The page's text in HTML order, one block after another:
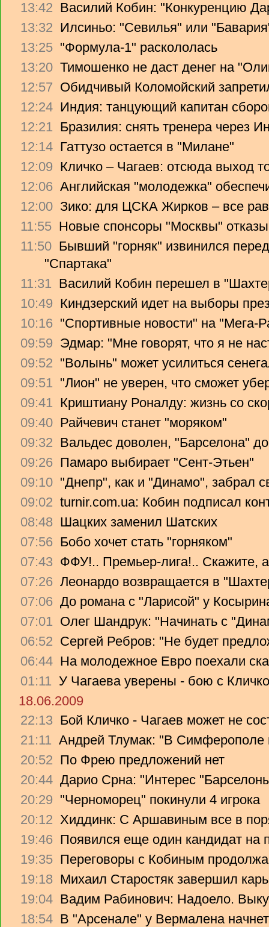
13:42 Василий Кобин: "Конкуренцию
13:32 Илсиньо: "Севилья" или
13:25 "Формула-1" раскололась
13:20 Тимошенко не даст денег на
12:57 Обидчивый Коломойский
12:24 Индия: танцующий капитан
12:21 Бразилия: снять тренера через
12:14 Гаттузо остается в "Милане"
12:09 Кличко – Чагаев: отсюда выход
12:06 Английская "молодежка"
12:00 Зико: для ЦСКА Жирков – все
11:55 Новые спонсоры "Москвы"
11:50 Бывший "горняк" извинился
"Спартака"
11:31 Василий Кобин перешел в
10:49 Киндзерский идет на выборы
10:16 "Спортивные новости" на "Мега-
09:59 Эдмар: "Мне говорят, что я не
09:52 "Волынь" может усилиться
09:51 "Лион" не уверен, что сможет
09:41 Криштиану Роналду: жизнь со
09:40 Райчевич станет "моряком"
09:32 Вальдес доволен, "Барселона"
09:26 Памаро выбирает "Сент-Этьен"
09:10 "Днепр", как и "Динамо", забрал
09:02 turnir.com.ua: Кобин подписал
08:48 Шацких заменил Шатских
07:56 Бобо хочет стать "горняком"
07:43 ФФУ!.. Премьер-лига!.. Скажите,
07:26 Леонардо возвращается в
07:06 До романа с "Ларисой" у
07:01 Олег Шандрук: "Начинать с
06:52 Сергей Ребров: "Не будет
06:44 На молодежное Евро поехали
01:11 У Чагаева уверены - бою с
18.06.2009
22:13 Бой Кличко - Чагаев может не
21:11 Андрей Тлумак: "В Симферополе
20:52 По Фрею предложений нет
20:44 Дарио Срна: "Интерес
20:29 "Черноморец" покинули 4 игрока
20:12 Хиддинк: С Аршавиным все в
19:46 Появился еще один кандидат на
19:35 Переговоры с Кобиным
19:18 Михаил Старостяк завершил
19:04 Вадим Рабинович: Надоело.
18:54 В "Арсенале" у Вермалена